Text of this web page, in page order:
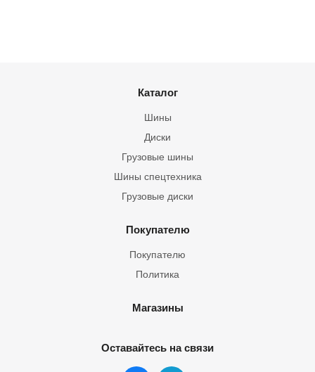
Каталог
Шины
Грузовые шины
Шины спецтехника
Диски
Грузовые диски
Покупателю
Покупателю
Политика
Магазины
Оставайтесь на связи